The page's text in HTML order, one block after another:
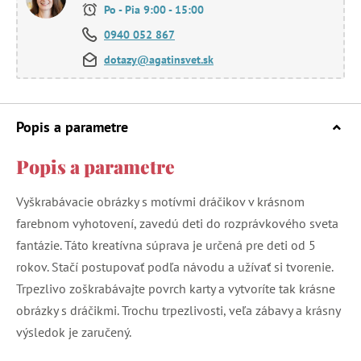
Po - Pia 9:00 - 15:00
0940 052 867
dotazy@agatinsvet.sk
Popis a parametre
Popis a parametre
Vyškrabávacie obrázky s motívmi dráčikov v krásnom
farebnom vyhotovení, zavedú deti do rozprávkového sveta
fantázie. Táto kreatívna súprava je určená pre deti od 5
rokov. Stačí postupovať podľa návodu a užívať si tvorenie.
Trpezlivo zoškrabávajte povrch karty a vytvoríte tak krásne
obrázky s dráčikmi. Trochu trpezlivosti, veľa zábavy a krásny
výsledok je zaručený.